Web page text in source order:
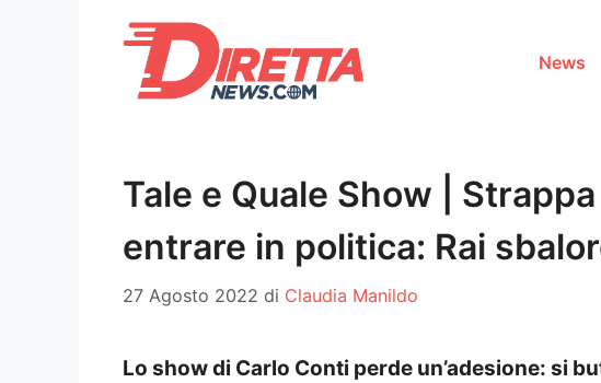
News
Tale e Quale Show |
entrare in politica: Rai
27 Agosto 2022 di Claudia Manildo
Lo show di Carlo Conti perde un’adesione: si